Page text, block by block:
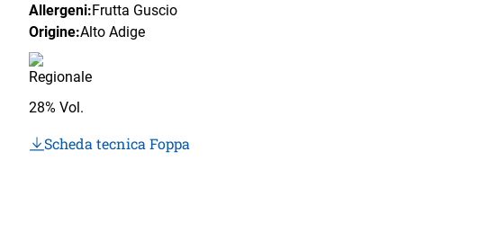
Allergeni:Frutta Guscio
Origine:Alto Adige
28% Vol.
Scheda tecnica Foppa